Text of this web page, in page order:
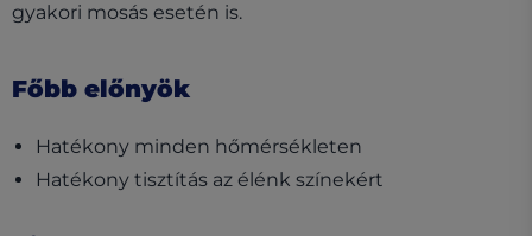
gyakori mosás esetén is.
Főbb előnyök
Hatékony minden hőmérsékleten
Hatékony tisztítás az élénk színekért